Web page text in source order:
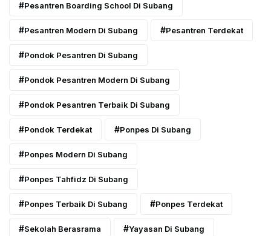
Pesantren Boarding School Di Subang
Pesantren Modern Di Subang Pesantren Terdekat
Pondok Pesantren Di Subang
Pondok Pesantren Modern Di Subang
Pondok Pesantren Terbaik Di Subang
Pondok Terdekat Ponpes Di Subang
Ponpes Modern Di Subang
Ponpes Tahfidz Di Subang
Ponpes Terbaik Di Subang Ponpes Terdekat
Sekolah Berasrama Yayasan Di Subang